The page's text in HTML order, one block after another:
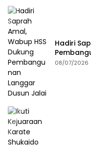
Hadiri
08/07/2026